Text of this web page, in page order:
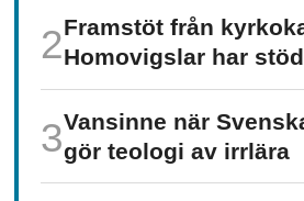
Framstöt från
Homo­vigslar har
Vansinne när
gör teologi av irrlära